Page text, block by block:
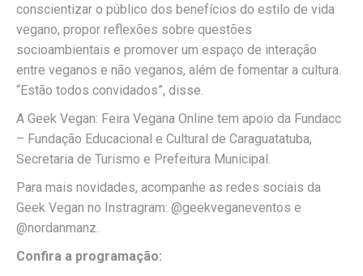
conscientizar o público dos benefícios do estilo de vida
vegano, propor reflexões sobre questões
socioambientais e promover um espaço de interação
entre veganos e não veganos, além de fomentar a cultura.
“Estão todos convidados”, disse.
A Geek Vegan: Feira Vegana Online tem apoio da Fundacc
– Fundação Educacional e Cultural de Caraguatatuba,
Secretaria de Turismo e Prefeitura Municipal.
Para mais novidades, acompanhe as redes sociais da
Geek Vegan no Instragram: @geekveganeventos e
@nordanmanz.
Confira a programação: